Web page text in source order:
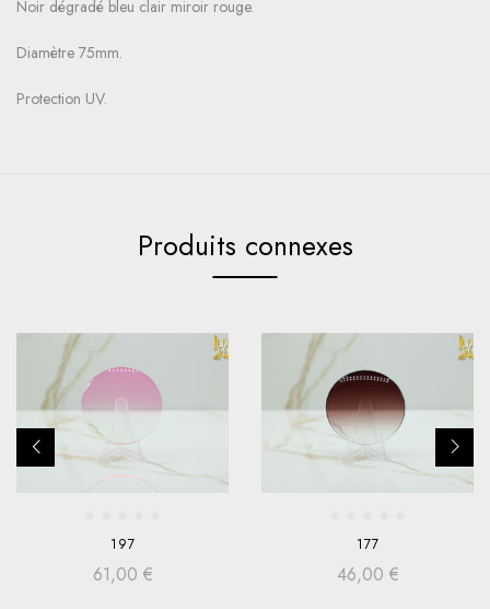
Noir dégradé bleu clair miroir rouge.
Diamètre 75mm.
Protection UV.
Produits connexes
197
61,00 €
177
46,00 €